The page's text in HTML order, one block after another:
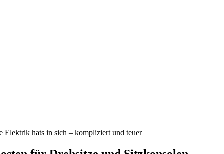
Elektrik hats in sich – kompliziert und teuer